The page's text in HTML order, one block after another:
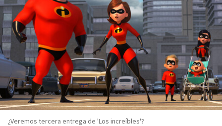
¿Veremos tercera entrega de 'Los increíbles'?